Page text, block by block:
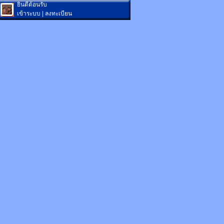
ยินดีต้อนรับ
เข้าระบบ
ลงทะเบียน